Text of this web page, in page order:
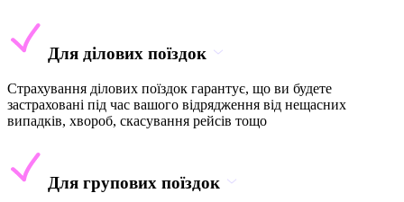
Для ділових поїздок
Страхування ділових поїздок гарантує, що ви будете
застраховані під час вашого відрядження від нещасних
випадків, хвороб, скасування рейсів тощо
Для групових поїздок